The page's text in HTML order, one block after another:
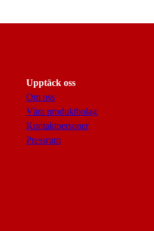
Upptäck oss
Om oss
Våra produktbolag
Kontaktpersoner
Pressrum